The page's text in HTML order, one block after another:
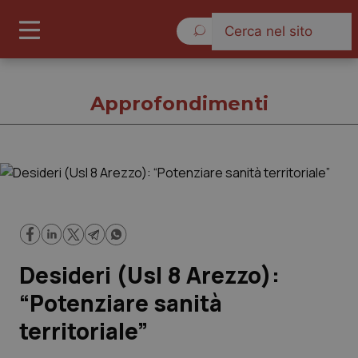
Cronache
Governo e Parlamento
Regioni e Asl
Approfondimenti
Desideri (Usl 8 Arezzo):
“Potenziare sanità
territoriale”